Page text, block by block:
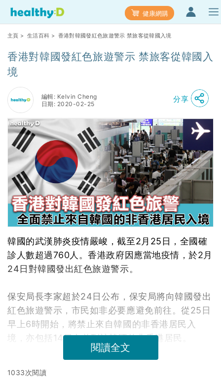
健康網購
主頁 > 生活百科 > 香港對韓國發紅色旅遊警示 禁旅客從韓國入境
香港對韓國發紅色旅遊警示 禁旅客從韓國入
境
編輯: Kelvin Cheng
日期: 2020-02-25
分享
韓國的武漢肺炎疫情嚴峻，截至2月25日，全國確
診人數超過760人。香港政府因應當地疫情，於2月
24日對韓國發出紅色旅遊警示。
保安局長李家超於24日公布，保安局將向韓國發出
紅色旅遊警示，市民如非必要應避免前往。從25日
早上6時開始，將禁止來自韓國的非香港居民入
境，亦包括14日內曾到訪韓國的非香港居民。
閱讀全文
1033次閱讀